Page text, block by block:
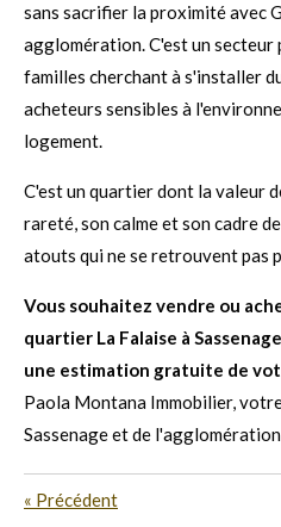
sans sacrifier la proximité avec
agglomération. C'est un
familles cherchant à s'installer
acheteurs sensibles à
logement.
C'est un quartier dont la valeur
rareté, son calme et son cadre
atouts qui ne se retrouvent pas
Vous souhaitez vendre ou
quartier La Falaise à
une estimation gratuite de
Paola Montana Immobilier,
Sassenage et de
« Précédent